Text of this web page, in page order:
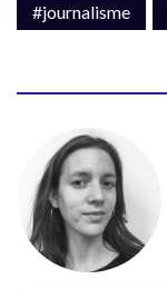
#journalisme